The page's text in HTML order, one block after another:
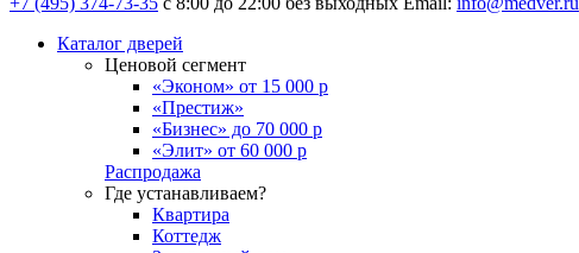
Каталог дверей
Ценовой сегмент
«Эконом» от 15 000 р
«Престиж»
«Бизнес» до 70 000 р
«Элит» от 60 000 р
Распродажа
Где устанавливаем?
Квартира
Коттедж